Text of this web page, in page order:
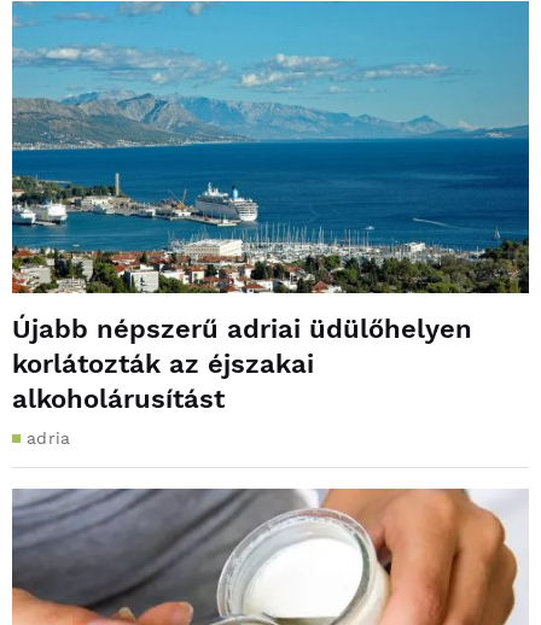
Újabb népszerű adriai üdülőhelyen
korlátozták az éjszakai
alkoholárusítást
adria